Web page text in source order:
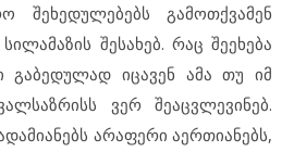
შეხედულებებს გამოთქვამენ
შესახებ. რაც შეეხება
გაბედულად იცავენ ამა თუ იმ
ვერ შეაცვლევინებ.
არაფერი აერთიანებს,